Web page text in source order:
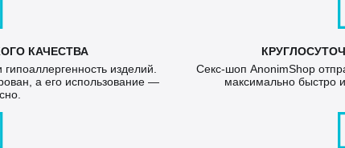
КАЧЕСТВА
изделий.
а его использование —
Секс-шоп AnonimShop
максимально быстро